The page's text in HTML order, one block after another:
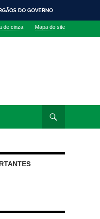
DO GOVERNO
de cinza Mapa do site